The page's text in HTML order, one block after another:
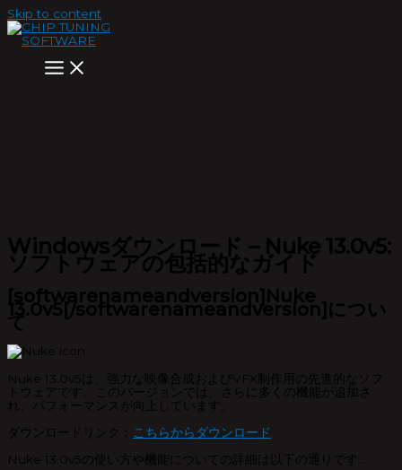
Skip to content
Windowsダウンロード – Nuke 13.0v5:
ソフトウェアの包括的なガイド
[softwarenameandversion]Nuke
13.0v5[/softwarenameandversion]につい
て
Nuke 13.0v5は、強力な映像合成およびVFX制作用の先進的なソフ
トウェアです。このバージョンでは、さらに多くの機能が追加さ
れ、パフォーマンスが向上しています。
ダウンロードリンク：
こちらからダウンロード
Nuke 13.0v5の使い方や機能についての詳細は以下の通りです…